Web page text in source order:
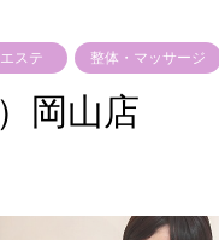
エステ 整体・マッサージ
岡山店